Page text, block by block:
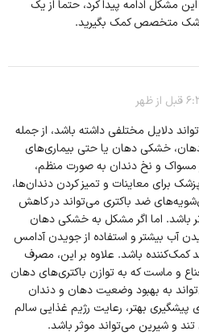
مشکل ادامه پیدا کرد، حتماً از یک
متخصص کمک بگیرید.
دلایل مختلفی داشته باشد، از جمله
خشکی دهان یا حتی بیماری‌های
مسواک و نخ دندان به صورت منظم،
برای معاینات و تمیز کردن دندان‌ها،
ضد باکتری می‌تواند در کاهش
باشد. اما اگر مشکل به خشکی دهان
آب بیشتر و استفاده از جویدن آدامس
کمک‌کننده باشد. علاوه بر این، مصرف
و ماست که به توازن باکتری‌های دهان
به بهبود وضعیت دهان و دندان
پیشگیری بهتر، رعایت رژیم غذایی سالم
تند و شیرین می‌تواند موثر باشد.